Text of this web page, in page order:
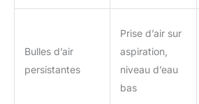
Bulles d’air
persistantes
Prise d’air sur
aspiration,
niveau d’eau
bas